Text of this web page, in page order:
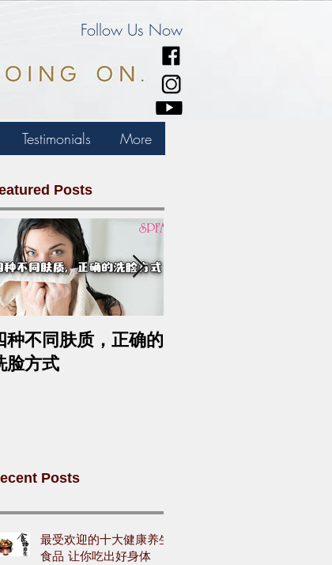
Follow Us Now
Testimonials More
Posts
种不同肤质，正确的
脸方式
Posts
最受欢迎的十大健康养生
食品 让你吃出好身体